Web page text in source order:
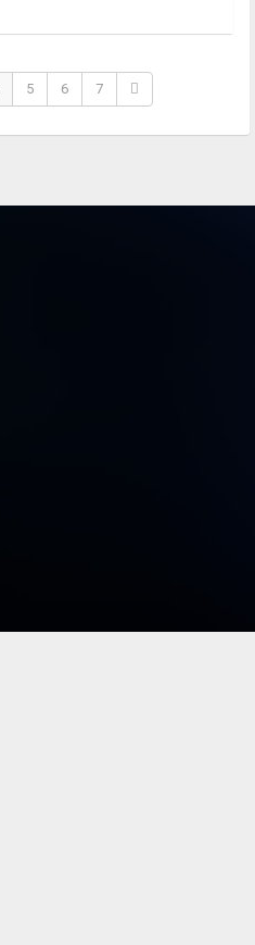
5 6 7